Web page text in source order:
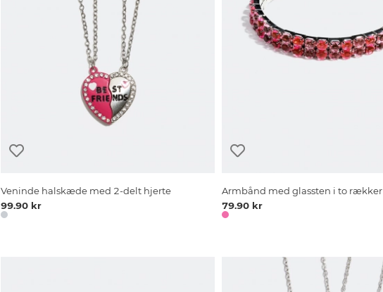
Veninde halskæde med 2-delt hjerte
99.90 kr
Armbånd med glassten i to rækker
79.90 kr